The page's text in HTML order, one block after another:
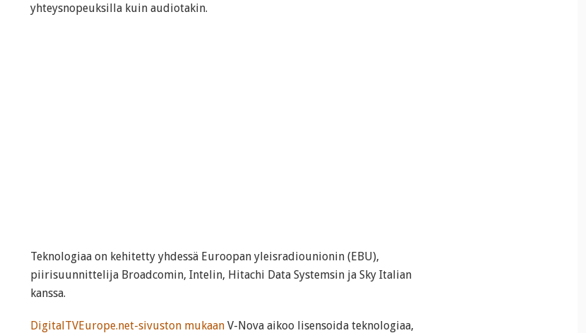
yhteysnopeuksilla kuin audiotakin.
Teknologiaa on kehitetty yhdessä Euroopan yleisradiounionin (EBU),
piirisuunnittelija Broadcomin, Intelin, Hitachi Data Systemsin ja Sky Italian
kanssa.
DigitalTVEurope.net-sivuston mukaan V-Nova aikoo lisensoida teknologiaa,